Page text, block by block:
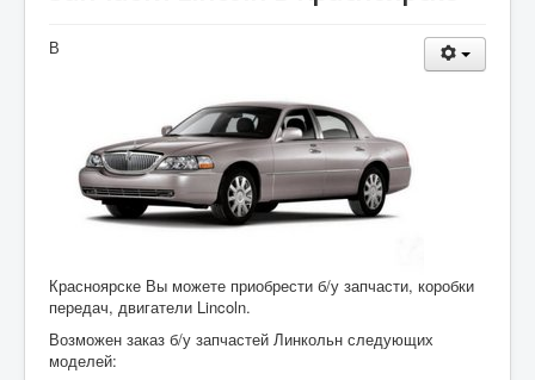
В
Красноярске Вы можете приобрести б/у запчасти, коробки
передач, двигатели Lincoln.
Возможен заказ б/у запчастей Линкольн следующих
моделей: